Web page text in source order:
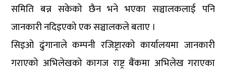
समिति बन्न सकेको छैन भने भएका सञ्चालकलाई पनि
जानकारी नदिइएको एक सञ्चालकले बताए ।
सिइओ ढुंगानाले कम्पनी रजिष्ट्रारको कार्यालयमा जानकारी
गराएको अभिलेखको कागज राष्ट्र बैंकमा अभिलेख गराएका